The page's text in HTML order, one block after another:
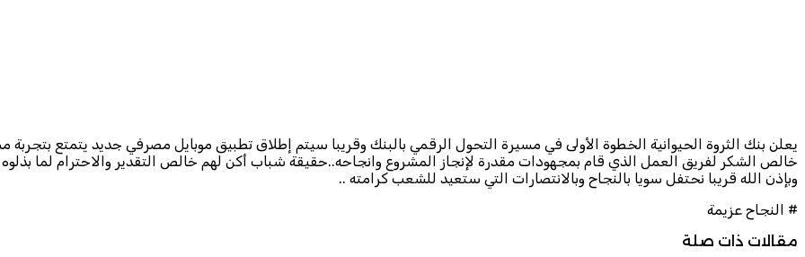
يعلن بنك الثروة الحيوانية الخطوة الأولى في مسيرة التحول الرقمي بالبنك وقريبا سيتم إطلاق تطبيق موبايل مصرفي جديد يتمتع
خالص الشكر لفريق العمل الذي قام بمجهودات مقدرة لإنجاز المشروع وانجاحه..حقيقة شباب أكن لهم خالص التقدير والاحترام لما
وبإذن الله قريبا نحتفل سويا بالنجاح وبالانتصارات التي ستعيد للشعب كرامته ..
# النجاح عزيمة
مقالات ذات صلة